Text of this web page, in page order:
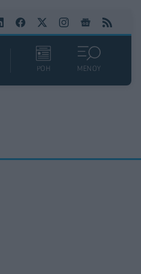
ΡΟΗ ΜΕΝΟΥ